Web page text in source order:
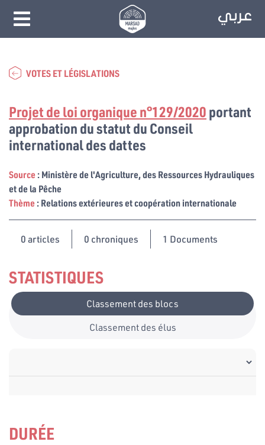
VOTES ET LÉGISLATIONS
STATISTIQUES
Classement des blocs
Classement des élus
Projet de loi organique n°129/2020portant
approbation du statut du Conseil
international des dattes
Source: Ministère de l'Agriculture, des Ressources Hydrauliques
et de la Pêche
Thème: Relations extérieures et coopération internationale
0articles 0 chroniques 1 Documents
DURÉE